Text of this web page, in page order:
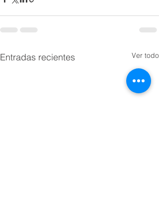
Entradas recientes Ver todo